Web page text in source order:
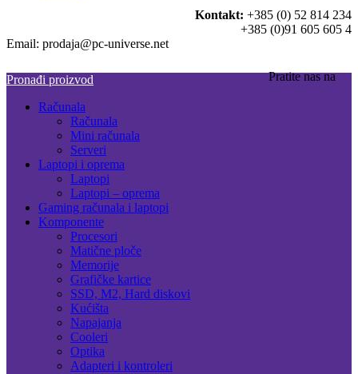
Kontakt: +385 (0) 52 814 234
+385 (0)91 605 605 4
Email: prodaja@pc-universe.net
Pratite nas na
Pronađi proizvod
Računala
Računala
Mini računala
Serveri
Laptopi i oprema
Laptopi
Laptopi – oprema
Gaming računala i laptopi
Komponente
Procesori
Matične ploče
Memorije
Grafičke kartice
SSD, M2, Hard diskovi
Kućišta
Napajanja
Cooleri
Optika
Adapteri i kontroleri